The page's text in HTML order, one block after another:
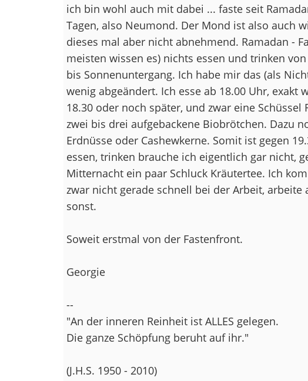
ich bin wohl auch mit dabei ... faste seit
Tagen, also Neumond. Der Mond ist also auch
dieses mal aber nicht abnehmend. Ramadan -
meisten wissen es) nichts essen und trinken
bis Sonnenuntergang. Ich habe mir das (als
wenig abgeändert. Ich esse ab 18.00 Uhr, exakt
18.30 oder noch später, und zwar eine Schüssel
zwei bis drei aufgebackene Biobrötchen. Dazu
Erdnüsse oder Cashewkerne. Somit ist gegen
essen, trinken brauche ich eigentlich gar nicht,
Mitternacht ein paar Schluck Kräutertee. Ich
zwar nicht gerade schnell bei der Arbeit, arbeite
sonst.
Soweit erstmal von der Fastenfront.
Georgie
--
"An der inneren Reinheit ist ALLES gelegen.
Die ganze Schöpfung beruht auf ihr."
(J.H.S. 1950 - 2010)